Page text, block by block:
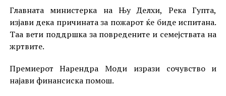
Главната министерка на Њу Делхи, Река Гупта,
изјави дека причината за пожарот ќе биде испитана.
Таа вети поддршка за повредените и семејствата на
жртвите.
Премиерот Нарендра Моди изрази сочувство и
најави финансиска помош.